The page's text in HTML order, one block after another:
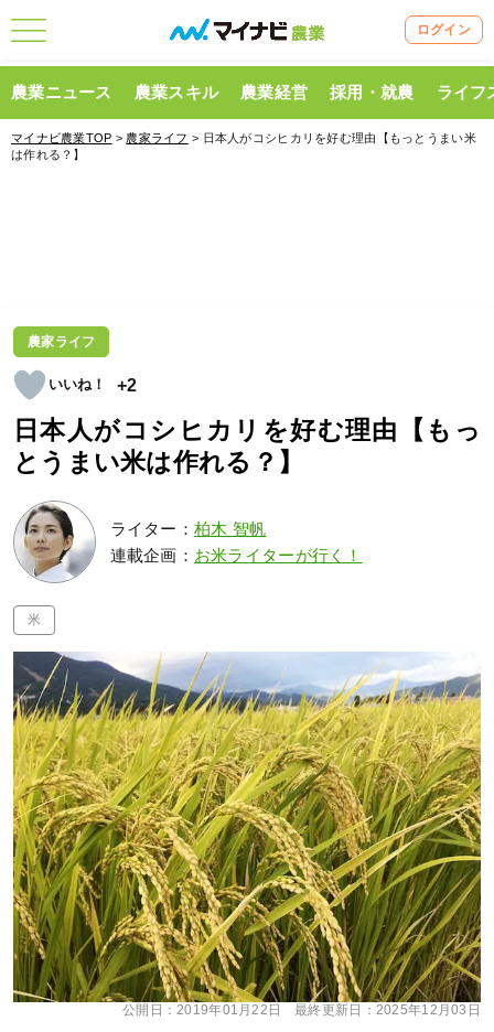
ログイン
農業ニュース 農業スキル 農業経営 採用・就農 ライフ
マイナビ農業TOP > 農家ライフ > 日本人がコシヒカリを好む理由【もっとうまい米
は作れる？】
農家ライフ
+2
日本人がコシヒカリを好む理由【もっ
とうまい米は作れる？】
ライター： 柏木 智帆
連載企画： お米ライターが行く！
米
公開日：2019年01月22日 最終更新日： 2025年12月03日